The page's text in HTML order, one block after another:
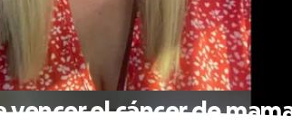
vencer el cáncer de